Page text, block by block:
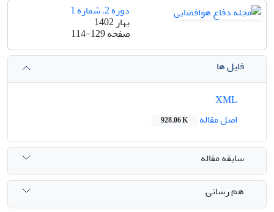
دوره 2، شماره 1
بهار 1402
صفحه114-129
فایل ها
اصل مقاله
928.06 K
سابقه مقاله
هم رسانی